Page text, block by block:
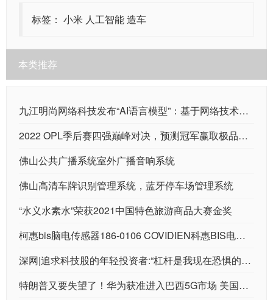
标签： 小米 人工智能造车
本类推荐
九江明尚网络科技发布“AI语言模型”：基于网络技术的智能化语言交互服务
2022 OPL季后赛四强巅峰对决，预测冠军赢取极品外设！
佛山公共广播系统室外广播音响系统
佛山高清车牌识别管理系统，蓝牙停车场管理系统
“水义水素水”荣获2021中国特色旅游商品大赛金奖
柯惠bis脑电传感器186-0106 COVIDIEN科惠BIS电极片
深网|追求科技股的年轻投资者:“杠杆是我现在恐惧的来源”
特朗普又要失望了！华为获准进入巴西5G市场 美国制裁封锁无效